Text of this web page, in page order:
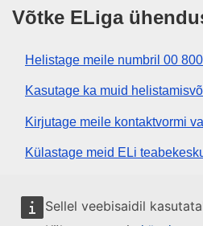
Sellel veebisaidil
Võtke ELiga
Helistage meile numbril 00
Kasutage ka muid
Kirjutage meile kontaktvormi
Külastage meid ELi
Sotsiaalmeedia